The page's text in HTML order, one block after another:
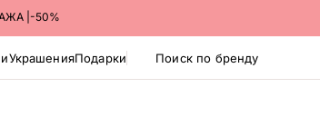
|-50%
Поиск по бренду
УкрашенияПодарки